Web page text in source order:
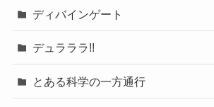
ディバインゲート
デュラララ!!
とある科学の一方通行